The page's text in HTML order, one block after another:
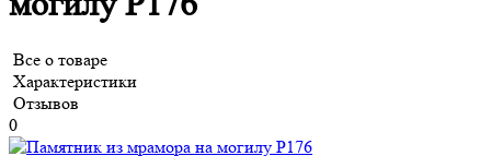
Все о товаре
Характеристики
Отзывов
0